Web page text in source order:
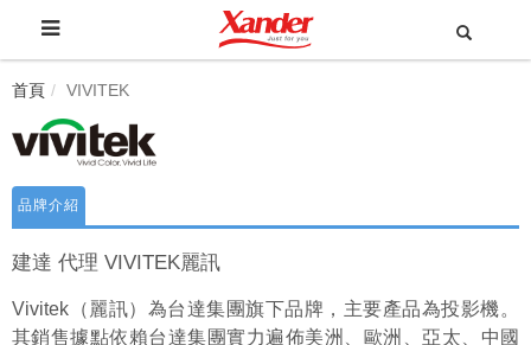
首頁 VIVITEK
品牌介紹
建達 代理 VIVITEK麗訊
Vivitek（麗訊）為台達集團旗下品牌，主要產品為投影機。
其銷售據點依賴台達集團實力遍佈美洲、歐洲、亞太、中國